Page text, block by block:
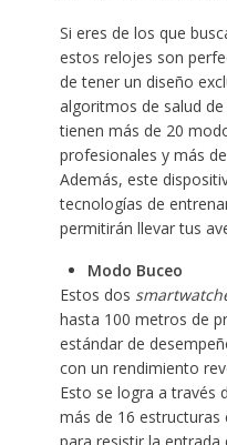
Si eres de los que
estos relojes son
de tener un diseño
algoritmos de salud
tienen más de 20
profesionales y más
Además, este
tecnologías de
permitirán llevar tus
Modo Buceo
Estos dos
hasta 100 metros de
estándar de
con un rendimiento
Esto se logra a través
más de 16 estructuras